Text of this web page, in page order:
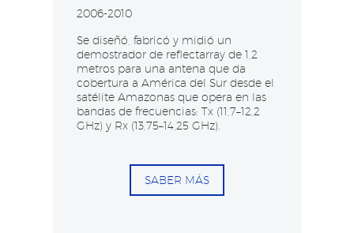
2006-2010
Se diseñó, fabricó y midió un
demostrador de reflectarray de 1,2
metros para una antena que da
cobertura a América del Sur desde el
satélite Amazonas que opera en las
bandas de frecuencias: Tx (11,7–12,2
GHz) y Rx (13,75–14,25 GHz).​
SABER MÁS